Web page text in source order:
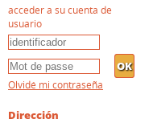
acceder a su cuenta de
usuario
Olvidé mi contraseña
Dirección